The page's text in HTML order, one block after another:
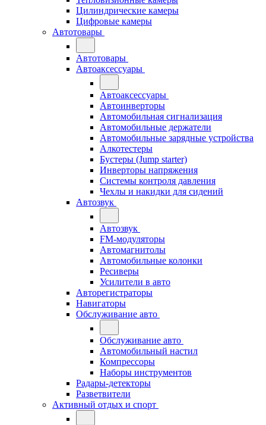
Цилиндрические камеры
Цифровые камеры
Автотовары
Автотовары
Автоаксессуары
Автоаксессуары
Автоинверторы
Автомобильная сигнализация
Автомобильные держатели
Автомобильные зарядные устройства
Алкотестеры
Бустеры (Jump starter)
Инверторы напряжения
Системы контроля давления
Чехлы и накидки для сидений
Автозвук
Автозвук
FM-модуляторы
Автомагнитолы
Автомобильные колонки
Ресиверы
Усилители в авто
Авторегистраторы
Навигаторы
Обслуживание авто
Обслуживание авто
Автомобильный настил
Компрессоры
Наборы инструментов
Радары-детекторы
Разветвители
Активный отдых и спорт